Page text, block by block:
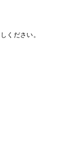
ください。